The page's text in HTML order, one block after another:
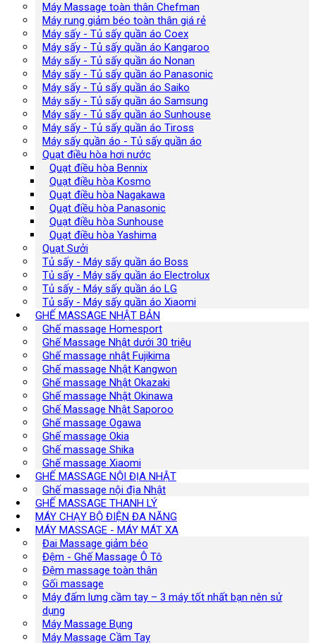
Máy Massage toàn thân Chefman
Máy rung giảm béo toàn thân giá rẻ
Máy sấy - Tủ sấy quần áo Coex
Máy sấy - Tủ sấy quần áo Kangaroo
Máy sấy - Tủ sấy quần áo Nonan
Máy sấy - Tủ sấy quần áo Panasonic
Máy sấy - Tủ sấy quần áo Saiko
Máy sấy - Tủ sấy quần áo Samsung
Máy sấy - Tủ sấy quần áo Sunhouse
Máy sấy - Tủ sấy quần áo Tiross
Máy sấy quần áo - Tủ sấy quần áo
Quạt điều hòa hơi nước
Quạt điều hòa Bennix
Quạt điều hòa Kosmo
Quạt điều hòa Nagakawa
Quạt điều hòa Panasonic
Quạt điều hòa Sunhouse
Quạt điều hòa Yashima
Quạt Sưởi
Tủ sấy - Máy sấy quần áo Boss
Tủ sấy - Máy sấy quần áo Electrolux
Tủ sấy - Máy sấy quần áo LG
Tủ sấy - Máy sấy quần áo Xiaomi
GHẾ MASSAGE NHẬT BẢN
Ghế massage Homesport
Ghế Massage Nhật dưới 30 triệu
Ghế massage nhật Fujikima
Ghế massage Nhật Kangwon
Ghế massage Nhật Okazaki
Ghế massage Nhật Okinawa
Ghế Massage Nhật Saporoo
Ghế massage Ogawa
Ghế massage Okia
Ghế massage Shika
Ghế massage Xiaomi
GHẾ MASSAGE NỘI ĐỊA NHẬT
Ghế massage nội địa Nhật
GHẾ MASSAGE THANH LÝ
MÁY CHẠY BỘ ĐIỆN ĐA NĂNG
MÁY MASSAGE - MÁY MÁT XA
Đai Massage giảm béo
Đệm - Ghế Massage Ô Tô
Đệm massage toàn thân
Gối massage
Máy đấm lưng cầm tay – 3 máy tốt nhất bạn nên sử
dụng
Máy Massage Bụng
Máy Massage Cầm Tay